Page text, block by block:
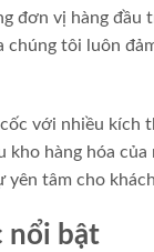
đơn vị hàng
chúng tôi luôn
với nhiều kích
hàng hóa
yên tâm cho
nổi bật